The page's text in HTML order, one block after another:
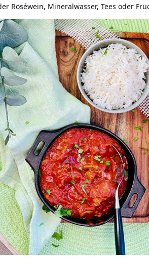
Roséwein, Mineralwasser, Tees oder